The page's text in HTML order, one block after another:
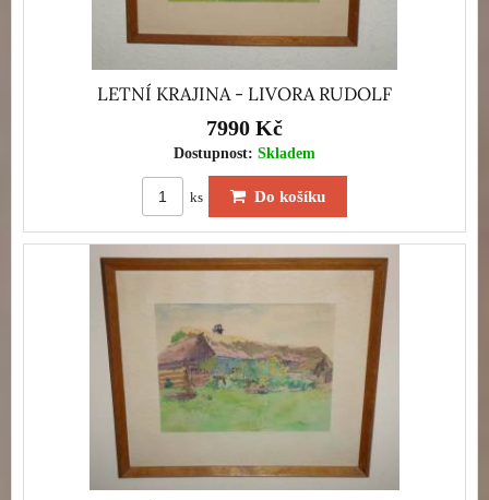
LETNÍ KRAJINA - LIVORA RUDOLF
7990 Kč
Dostupnost: Skladem
ks Do košíku